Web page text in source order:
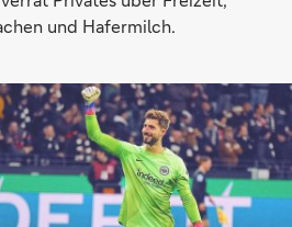
und Hafermilch.